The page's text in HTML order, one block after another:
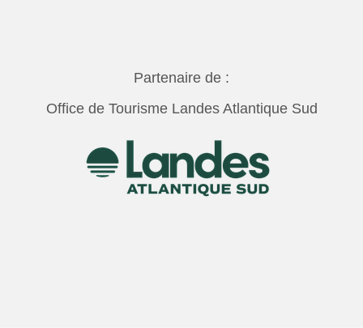
Partenaire de :
Office de Tourisme Landes Atlantique Sud